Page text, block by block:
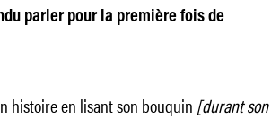
parler pour la première fois de
histoire en lisant son bouquin [durant son